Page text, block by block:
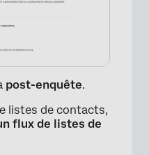
post-enquête.
listes de contacts,
flux de listes de